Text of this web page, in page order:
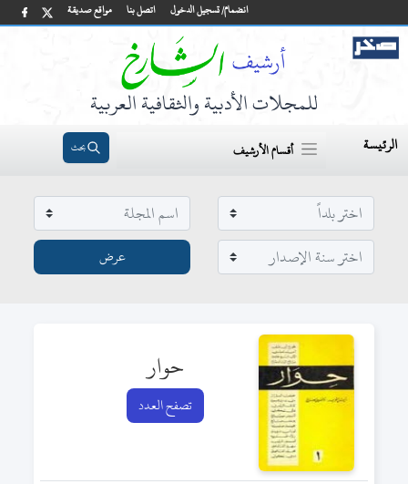
مواقع صديقة اتصل بنا انضمام/ تسجيل الدخول
للمجلات الأدبية والثقافية العربية
الرئيسة أقسام الأرشيف بحث
حوار
تصفح العدد